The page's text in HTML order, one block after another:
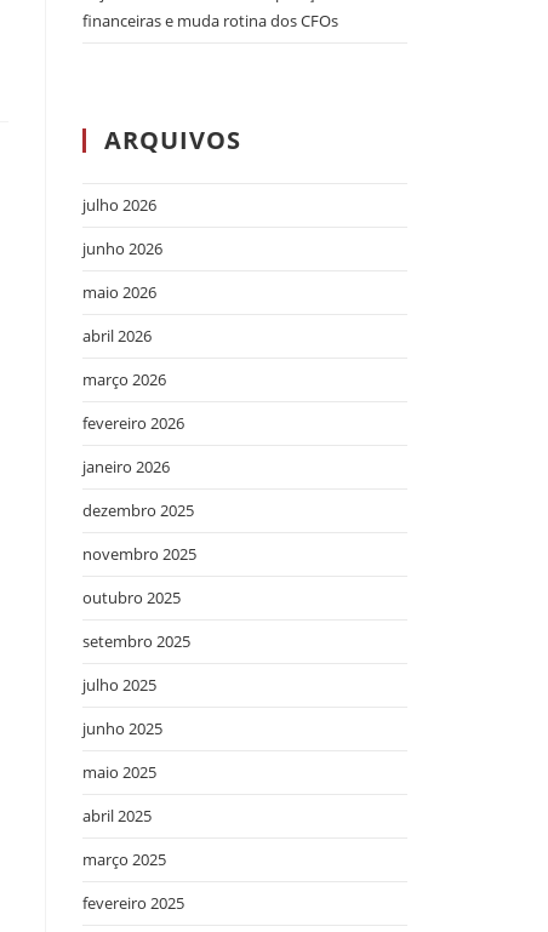
financeiras e muda rotina dos CFOs
ARQUIVOS
julho 2026
junho 2026
maio 2026
abril 2026
março 2026
fevereiro 2026
janeiro 2026
dezembro 2025
novembro 2025
outubro 2025
setembro 2025
julho 2025
junho 2025
maio 2025
abril 2025
março 2025
fevereiro 2025